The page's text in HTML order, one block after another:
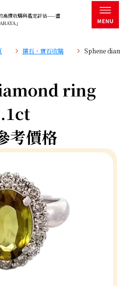
高價收購與鑑定評估——盡
」
鑽石・寶石收購 Sphene
ring
考價格